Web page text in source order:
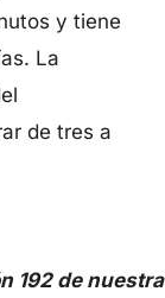
y tiene
La
de tres a
192 de nuestra